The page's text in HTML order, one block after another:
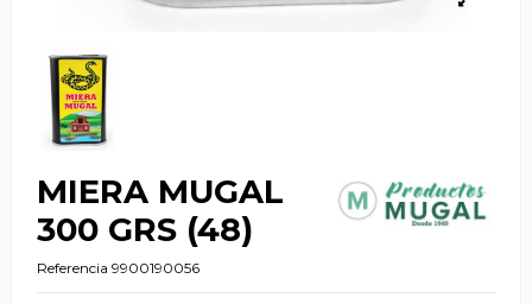
MIERA MUGAL
300 GRS (48)
Referencia 9900190056